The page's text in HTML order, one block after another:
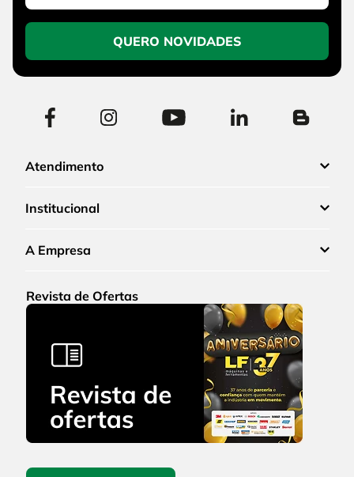
QUERO NOVIDADES
Atendimento
Institucional
A Empresa
Revista de Ofertas